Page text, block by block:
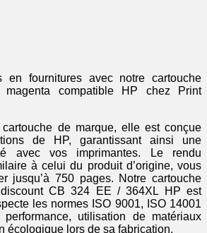
en fournitures avec notre cartouche
compatible HP chez Print
de marque, elle est conçue
de HP, garantissant ainsi une
avec vos imprimantes. Le rendu
à celui du produit d’origine, vous
jusqu’à 750 pages. Notre cartouche
discount CB 324 EE / 364XL HP est
les normes ISO 9001, ISO 14001
utilisation de matériaux
écologique lors de sa fabrication.